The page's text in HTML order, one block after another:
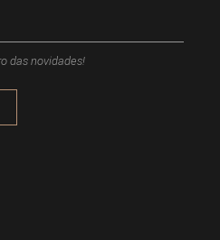
das novidades!